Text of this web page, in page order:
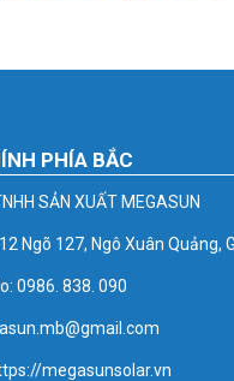
PHÍA BẮC
SẢN XUẤT MEGASUN
Ngõ 127, Ngô Xuân Quảng,
0986. 838. 090
megasunsolar.vn